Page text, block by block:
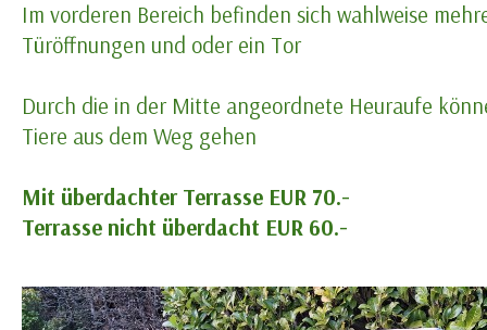
Im vorderen Bereich befinden sich wahlweise
Türöffnungen und oder ein Tor
Durch die in der Mitte angeordnete Heuraufe
Tiere aus dem Weg gehen
Mit überdachter Terrasse EUR 70.-
Terrasse nicht überdacht EUR 60.-